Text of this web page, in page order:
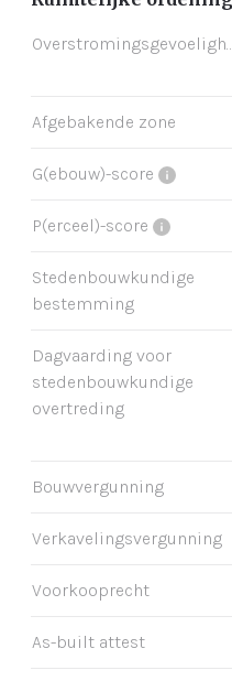
Afgebakende zone
G(ebouw)-score
P(erceel)-score
Stedenbouwkundige
bestemming
Dagvaarding voor
stedenbouwkundige
overtreding
Bouwvergunning
Verkavelingsvergunning
Voorkooprecht
As-built attest